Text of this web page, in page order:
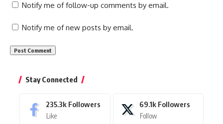
Notify me of follow-up comments by email.
Notify me of new posts by email.
Stay Connected
235.3k Followers
Like
69.1k Followers
Follow